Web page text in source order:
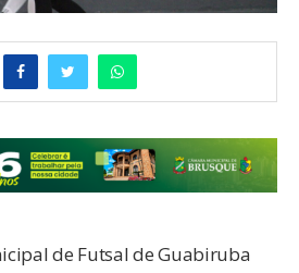
de Futsal de Guabiruba